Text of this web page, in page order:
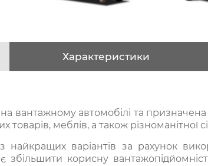
Характеристики
вантажному автомобілі та
меблів, а також різноманітної
варіантів за рахунок
корисну